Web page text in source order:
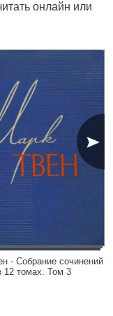
онлайн или
- Собрание сочинений
12 томах. Том 3